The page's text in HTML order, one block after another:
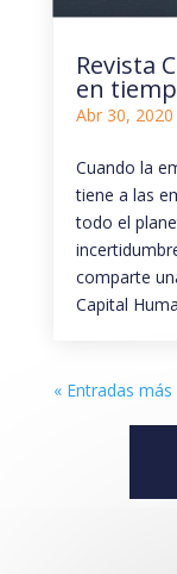
Revista
en
Abr 30, 2020
Cuando la
tiene a las
todo el
comparte
Capital
« Entradas